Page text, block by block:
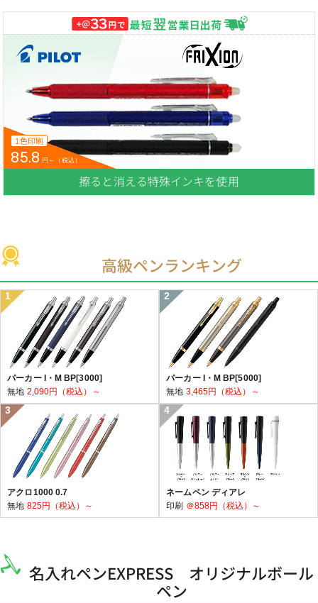
1色印刷
85.8 円～（税込）
擦ると消える特殊インキを使用
高級ペンランキング
パーカー I・M BP[3000]
無地 2,090円（税込）～
パーカー I・M BP[5000]
無地 3,465円（税込）～
アクロ1000 0.7
無地 825円（税込）～
ネームペン ディアレ
印刷 ＠858円（税込）～
名入れペンEXPRESS オリジナルボール
ペン